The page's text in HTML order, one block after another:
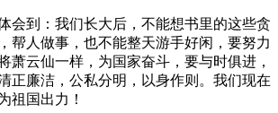
会到：我们长大后，不能想书里的这些贪
帮人做事，也不能整天游手好闲，要努力
萧云仙一样，为国家奋斗，要与时俱进，
正廉洁，公私分明，以身作则。我们现在
祖国出力！